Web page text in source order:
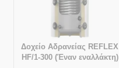
Δοχείο Αδρανείας REFLEX
HF/1-300 (Έναν εναλλάκτη)